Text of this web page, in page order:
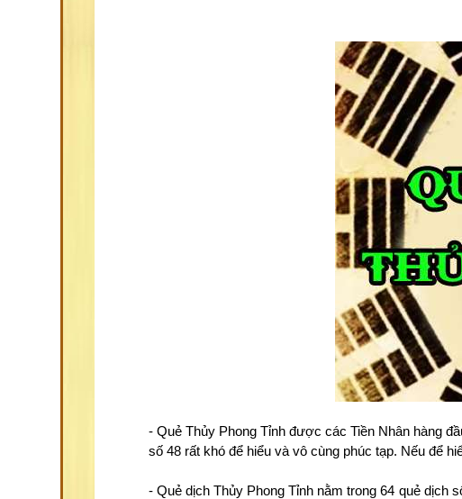
- Quẻ Thủy Phong Tỉnh được các Tiền Nhân hàng
số 48 rất khó để hiểu và vô cùng phúc tạp. Nếu để
- Quẻ dịch Thủy Phong Tỉnh nằm trong 64 quẻ dịch